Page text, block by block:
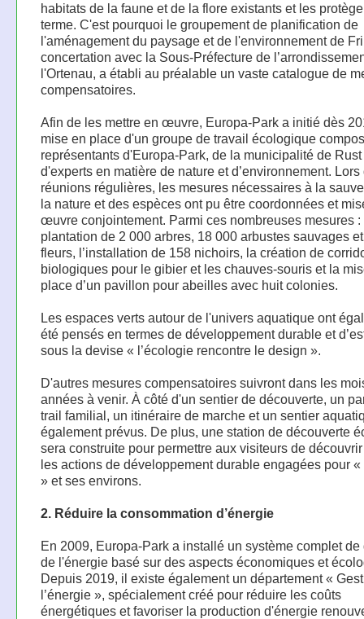
habitats de la faune et de la flore existants et les
terme. C'est pourquoi le groupement de planification de
l'aménagement du paysage et de l'environnement de
concertation avec la Sous-Préfecture de
l'Ortenau, a établi au préalable un vaste catalogue de
compensatoires.
Afin de les mettre en œuvre, Europa-Park a initié dès
mise en place d'un groupe de travail écologique
représentants d'Europa-Park, de la municipalité de Rust
d'experts en matière de nature et d’environnement. Lors
réunions régulières, les mesures nécessaires à la
la nature et des espèces ont pu être coordonnées et
œuvre conjointement. Parmi ces nombreuses mesures :
plantation de 2 000 arbres, 18 000 arbustes sauvages
fleurs, l’installation de 158 nichoirs, la création de
biologiques pour le gibier et les chauves-souris et la
place d’un pavillon pour abeilles avec huit colonies.
Les espaces verts autour de l'univers aquatique ont
été pensés en termes de développement durable et
sous la devise « l’écologie rencontre le design ».
D'autres mesures compensatoires suivront dans les
années à venir. À côté d'un sentier de découverte, un
trail familial, un itinéraire de marche et un sentier
également prévus. De plus, une station de découverte
sera construite pour permettre aux visiteurs de
les actions de développement durable engagées pour
» et ses environs.
2. Réduire la consommation d’énergie
En 2009, Europa-Park a installé un système complet de
de l'énergie basé sur des aspects économiques et
Depuis 2019, il existe également un département «
l’énergie », spécialement créé pour réduire les coûts
énergétiques et favoriser la production d'énergie